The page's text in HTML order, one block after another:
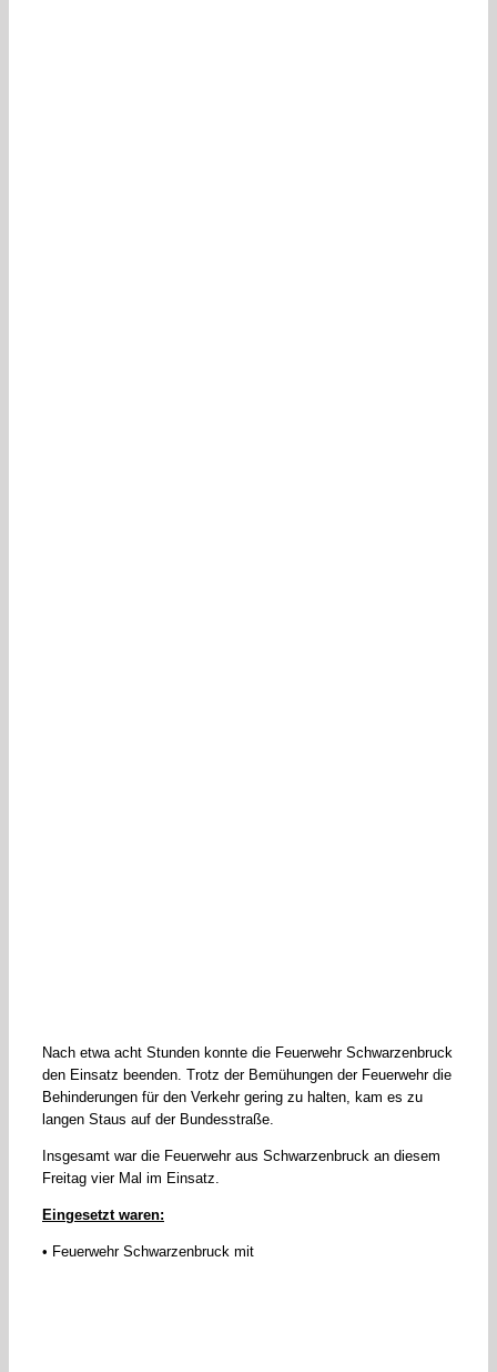
Nach etwa acht Stunden konnte die Feuerwehr Schwarzenbruck
den Einsatz beenden. Trotz der Bemühungen der Feuerwehr die
Behinderungen für den Verkehr gering zu halten, kam es zu
langen Staus auf der Bundesstraße.
Insgesamt war die Feuerwehr aus Schwarzenbruck an diesem
Freitag vier Mal im Einsatz.
Eingesetzt waren:
• Feuerwehr Schwarzenbruck mit